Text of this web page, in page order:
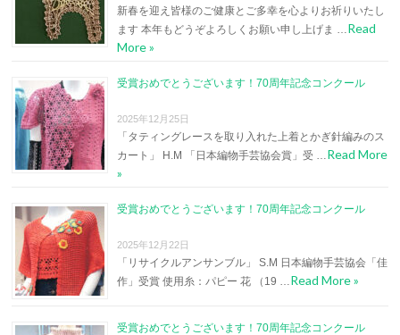
新春を迎え皆様のご健康とご多幸を心よりお祈りいたし
ます 本年もどうぞよろしくお願い申し上げま … Read
More »
受賞おめでとうございます！70周年記念コンクール
2025年12月25日
「タティングレースを取り入れた上着とかぎ針編みのス
カート」 H.M 「日本編物手芸協会賞」受 … Read More
»
受賞おめでとうございます！70周年記念コンクール
2025年12月22日
「リサイクルアンサンブル」 S.M 日本編物手芸協会「佳
作」受賞 使用糸：パピー 花 （19 … Read More »
受賞おめでとうございます！70周年記念コンクール